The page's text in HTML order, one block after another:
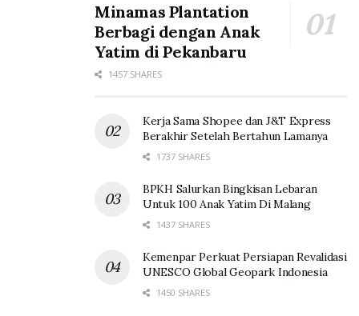
Minamas Plantation
Berbagi dengan Anak
Yatim di Pekanbaru
1457 SHARES
Kerja Sama Shopee dan J&T Express
Berakhir Setelah Bertahun Lamanya
1737 SHARES
BPKH Salurkan Bingkisan Lebaran
Untuk 100 Anak Yatim Di Malang
1437 SHARES
Kemenpar Perkuat Persiapan Revalidasi
UNESCO Global Geopark Indonesia
1450 SHARES